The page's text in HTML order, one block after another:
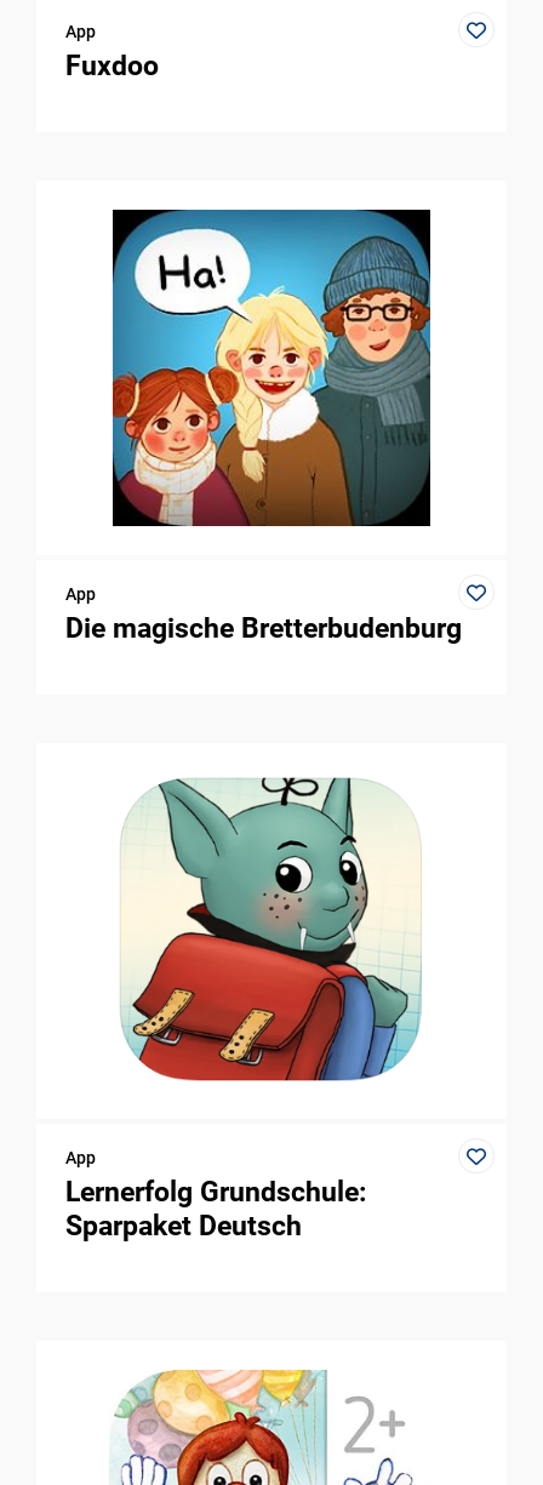
App
Fuxdoo
App
Die magische Bretterbudenburg
App
Lernerfolg Grundschule:
Sparpaket Deutsch